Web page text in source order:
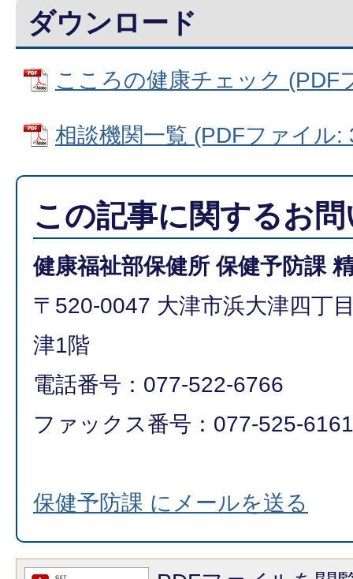
ダウンロード
こころの健康チェック (PDF
相談機関一覧 (PDFファイル:
この記事に関するお
健康福祉部保健所 保健予防課
〒520-0047 大津市浜大津四丁
津1階
電話番号：077-522-6766
ファックス番号：077-525-6161
保健予防課 にメールを送る